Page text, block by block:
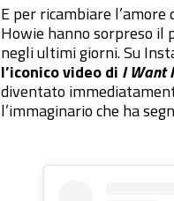
E per ricambiare l’amore
Howie hanno sorpreso il
negli ultimi giorni. Su
l’iconico video di I Want
diventato
l’immaginario che ha